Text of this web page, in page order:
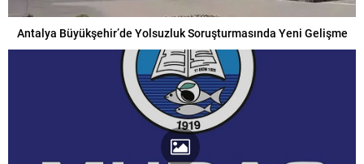
Antalya Büyükşehir’de Yolsuzluk Soruşturmasında Yeni Gelişme